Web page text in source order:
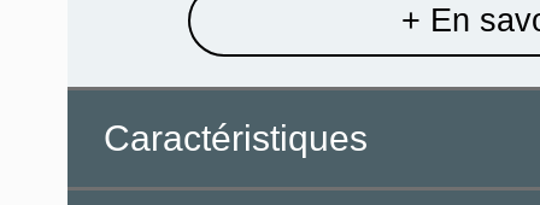
+ En
Caractéristiques